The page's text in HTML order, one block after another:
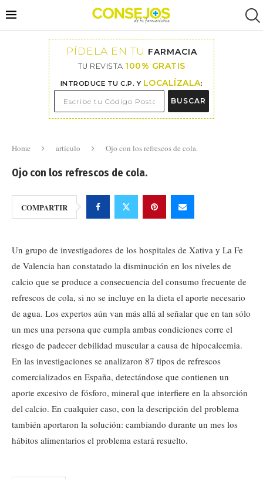
PÍDELA EN TU FARMACIA
TU REVISTA 100% GRATIS
INTRODUCE TU C.P. Y LOCALÍZALA:
BUSCAR
Home artículo Ojo con los refrescos de cola.
Ojo con los refrescos de cola.
COMPARTIR
Un grupo de investigadores de los hospitales de Xativa y La Fe
de Valencia han constatado la disminución en los niveles de
calcio que se produce a consecuencia del consumo frecuente de
refrescos de cola, si no se incluye en la dieta el aporte necesario
de agua. Los expertos aún van más allá al señalar que en tan sólo
un mes una persona que cumpla ambas condiciones corre el
riesgo de padecer debilidad muscular a causa de hipocalcemia.
En las investigaciones se analizaron 87 tipos de refrescos
comercializados en España, detectándose que contienen un
aporte excesivo de fósforo, mineral que interfiere en la absorción
del calcio. En cualquier caso, con la descripción del problema
también aportaron la solución: cambiando durante un mes los
hábitos alimentarios el problema estará resuelto.